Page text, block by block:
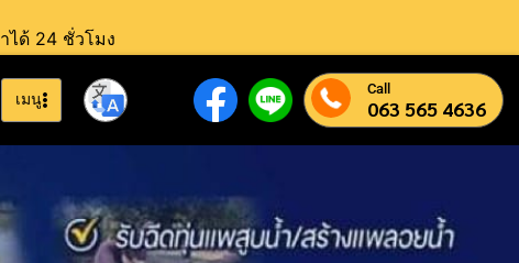
ได้ 24 ชั่วโมง
เมนู Call
063 565 4636